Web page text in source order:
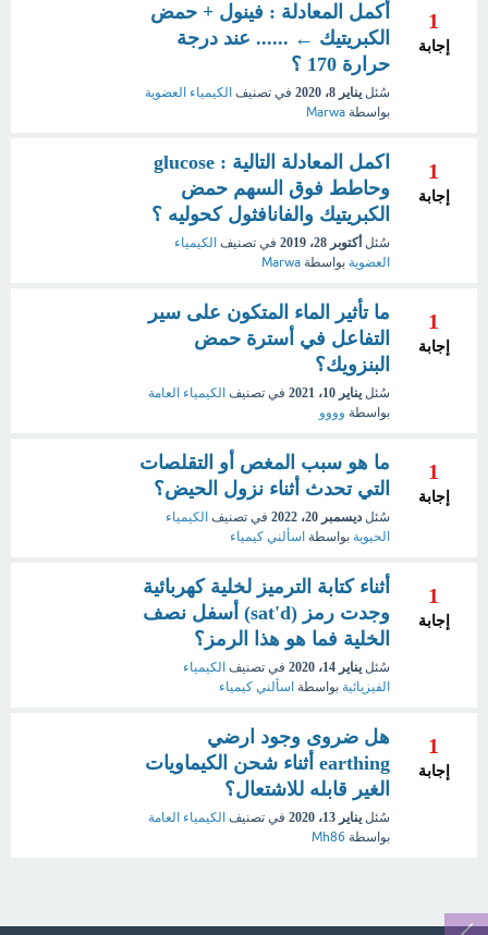
1
إجابة
أكمل المعادلة : فينول + حمض
الكبريتيك ← ...... عند درجة
حرارة 170 ؟
سُئل يناير 8، 2020 في تصنيف الكيمياء العضوية
بواسطة Marwa
1
إجابة
اكمل المعادلة التالية : glucose
وحاطط فوق السهم حمض
الكبريتيك والفانافثول كحوليه ؟
سُئل أكتوبر 28، 2019 في تصنيف الكيمياء
العضوية بواسطة Marwa
1
إجابة
ما تأثير الماء المتكون على سير
التفاعل في أسترة حمض
البنزويك؟
سُئل يناير 10، 2021 في تصنيف الكيمياء العامة
بواسطة وووو
1
إجابة
ما هو سبب المغص أو التقلصات
التي تحدث أثناء نزول الحيض؟
سُئل ديسمبر 20، 2022 في تصنيف الكيمياء
الحيوية بواسطة اسألني كيمياء
1
إجابة
أثناء كتابة الترميز لخلية كهربائية
وجدت رمز (sat'd) أسفل نصف
الخلية فما هو هذا الرمز؟
سُئل يناير 14، 2020 في تصنيف الكيمياء
الفيزيائية بواسطة اسألني كيمياء
1
إجابة
هل ضروى وجود ارضي
earthing أثناء شحن الكيماويات
الغير قابله للاشتعال؟
سُئل يناير 13، 2020 في تصنيف الكيمياء العامة
بواسطة Mh86